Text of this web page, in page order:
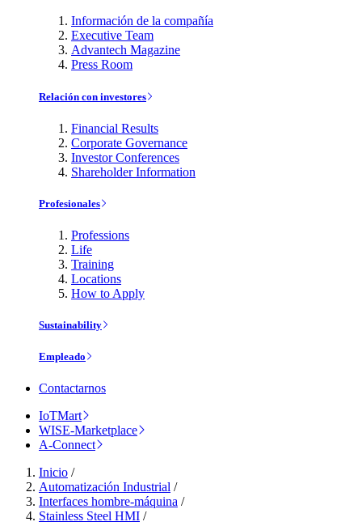
Información de la compañía
Executive Team
Advantech Magazine
Press Room
Relación con investores
Financial Results
Corporate Governance
Investor Conferences
Shareholder Information
Profesionales
Professions
Life
Training
Locations
How to Apply
Sustainability
Empleado
Contactarnos
IoTMart
WISE-Marketplace
A-Connect
Inicio /
Automatización Industrial /
Interfaces hombre-máquina /
Stainless Steel HMI /